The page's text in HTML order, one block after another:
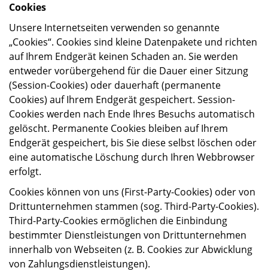
Cookies
Unsere Internetseiten verwenden so genannte
„Cookies“. Cookies sind kleine Datenpakete und richten
auf Ihrem Endgerät keinen Schaden an. Sie werden
entweder vorübergehend für die Dauer einer Sitzung
(Session-Cookies) oder dauerhaft (permanente
Cookies) auf Ihrem Endgerät gespeichert. Session-
Cookies werden nach Ende Ihres Besuchs automatisch
gelöscht. Permanente Cookies bleiben auf Ihrem
Endgerät gespeichert, bis Sie diese selbst löschen oder
eine automatische Löschung durch Ihren Webbrowser
erfolgt.
Cookies können von uns (First-Party-Cookies) oder von
Drittunternehmen stammen (sog. Third-Party-Cookies).
Third-Party-Cookies ermöglichen die Einbindung
bestimmter Dienstleistungen von Drittunternehmen
innerhalb von Webseiten (z. B. Cookies zur Abwicklung
von Zahlungsdienstleistungen).